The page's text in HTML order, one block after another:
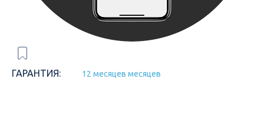
ГАРАНТИЯ: 12 месяцев месяцев